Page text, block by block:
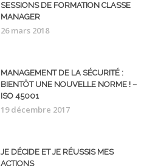
SESSIONS DE FORMATION CLASSE
MANAGER
26 mars 2018
MANAGEMENT DE LA SÉCURITÉ :
BIENTÔT UNE NOUVELLE NORME ! –
ISO 45001
19 décembre 2017
JE DÉCIDE ET JE RÉUSSIS MES
ACTIONS